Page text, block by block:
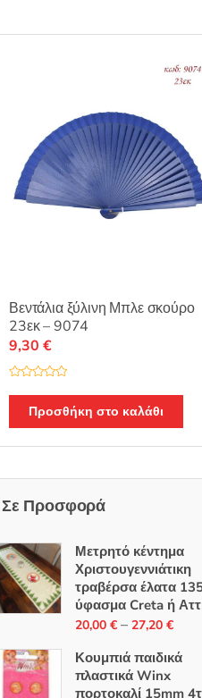
Βεντάλια ξύλινη Μπλε σκούρο
23εκ – 9074
α
ο
ο
θ
κ
ε
0
α
π
ό
5
9,30 €
Προσθήκη στο καλάθι
Σε Προσφορά
Μετρητό κέντημα
Χριστουγεννιάτικη
τραβέρσα έλατα
ύφασμα Creta ή
20,00 € – 27,20 €Price
Κουμπιά παιδικά
πλαστικά Winx
πορτοκαλί 15mm